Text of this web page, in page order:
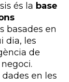
és la base
basades en
dia, les
de
en les